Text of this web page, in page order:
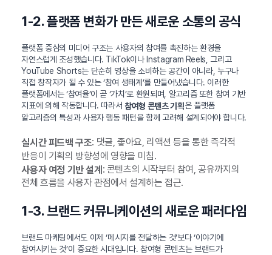
1-2. 플랫폼 변화가 만든 새로운 소통의 공식
플랫폼 중심의 미디어 구조는 사용자의 참여를 촉진하는 환경을
자연스럽게 조성했습니다. TikTok이나 Instagram Reels, 그리고
YouTube Shorts는 단순히 영상을 소비하는 공간이 아니라, 누구나
직접 창작자가 될 수 있는 ‘참여 생태계’를 만들어냈습니다. 이러한
플랫폼에서는 ‘참여율’이 곧 ‘가치’로 환원되며, 알고리즘 또한 참여 기반
지표에 의해 작동합니다. 따라서참여형 콘텐츠 기획은 플랫폼
알고리즘의 특성과 사용자 행동 패턴을 함께 고려해 설계되어야 합니다.
실시간 피드백 구조: 댓글, 좋아요, 리액션 등을 통한 즉각적
반응이 기획의 방향성에 영향을 미침.
사용자 여정 기반 설계 : 콘텐츠의 시작부터 참여, 공유까지의
전체 흐름을 사용자 관점에서 설계하는 접근.
1-3. 브랜드 커뮤니케이션의 새로운 패러다임
브랜드 마케팅에서도 이제 ‘메시지를 전달하는 것’보다 ‘이야기에
참여시키는 것’이 중요한 시대입니다. 참여형 콘텐츠는 브랜드가